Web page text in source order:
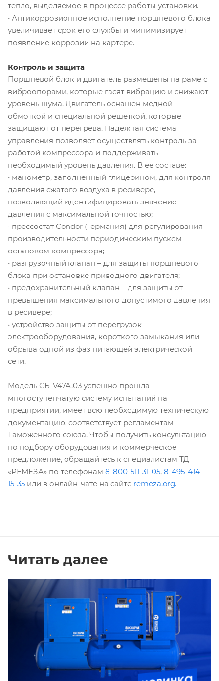
тепло, выделяемое в процессе работы установки.
• Антикоррозионное исполнение поршневого блока
увеличивает срок его службы и минимизирует
появление коррозии на картере.
Контроль и защита
Поршневой блок и двигатель размещены на раме с
виброопорами, которые гасят вибрацию и снижают
уровень шума. Двигатель оснащен медной
обмоткой и специальной решеткой, которые
защищают от перегрева. Надежная система
управления позволяет осуществлять контроль за
работой компрессора и поддерживать
необходимый уровень давления. В ее составе:
• манометр, заполненный глицерином, для контроля
давления сжатого воздуха в ресивере,
позволяющий идентифицировать значение
давления с максимальной точностью;
• прессостат Condor (Германия) для регулирования
производительности периодическим пуском-
остановом компрессора;
• разгрузочный клапан – для защиты поршневого
блока при остановке приводного двигателя;
• предохранительный клапан – для защиты от
превышения максимального допустимого давления
в ресивере;
• устройство защиты от перегрузок
электрооборудования, короткого замыкания или
обрыва одной из фаз питающей электрической
сети.
Модель СБ-V47A.03 успешно прошла
многоступенчатую систему испытаний на
предприятии, имеет всю необходимую техническую
документацию, соответствует регламентам
Таможенного союза. Чтобы получить консультацию
по подбору оборудования и коммерческое
предложение, обращайтесь к специалистам ТД
«РЕМЕЗА» по телефонам 8-800-511-31-05, 8-495-414-
15-35 или в онлайн-чате на сайте remeza.org.
Читать далее